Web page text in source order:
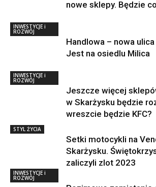
nowe sklepy. Będzie
INWESTYCJE i
ROZWÓJ
Handlowa – nowa
Jest na osiedlu Milica
INWESTYCJE i
ROZWÓJ
Jeszcze więcej
w Skarżysku będzie
wreszcie będzie KFC?
STYL ŻYCIA
Setki motocykli na
Skarżysku.
zaliczyli zlot 2023
INWESTYCJE i
ROZWÓJ